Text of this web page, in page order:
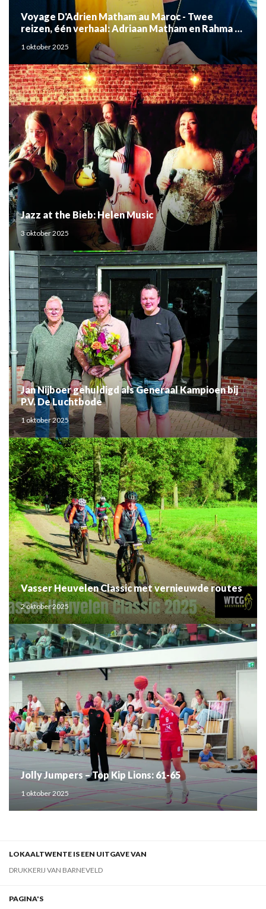
Voyage D'Adrien Matham au Maroc - Twee
reizen, één verhaal: Adriaan Matham en Rahma el
Mouden
1 oktober 2025
Jazz at the Bieb: Helen Music
3 oktober 2025
Jan Nijboer gehuldigd als Generaal Kampioen bij
P.V. De Luchtbode
1 oktober 2025
Vasser Heuvelen Classic met vernieuwde routes
2 oktober 2025
Jolly Jumpers – Top Kip Lions: 61-65
1 oktober 2025
LOKAALTWENTE IS EEN UITGAVE VAN
DRUKKERIJ VAN BARNEVELD
PAGINA'S